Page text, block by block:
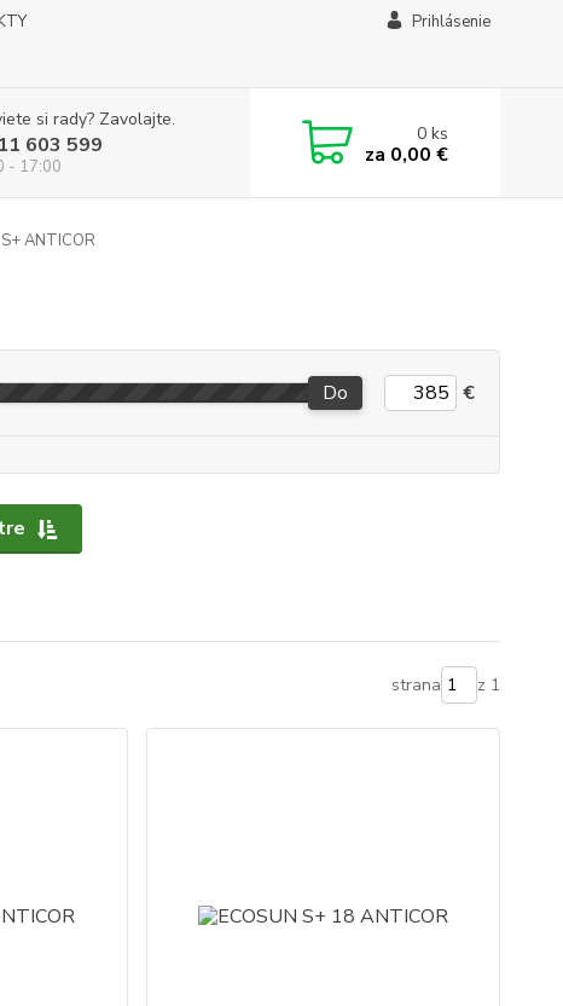
Prihlásenie
si rady? Zavolajte.
603 599
- 17:00
0ks
za 0,00 €
ANTICOR
Do €
strana z 1